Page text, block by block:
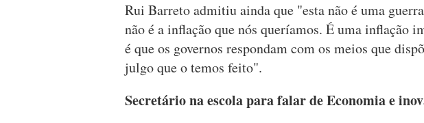
Rui Barreto admitiu ainda que "esta não é uma
não é a inflação que nós queríamos. É uma inflação
é que os governos respondam com os meios que
julgo que o temos feito".
Secretário na escola para falar de Economia e